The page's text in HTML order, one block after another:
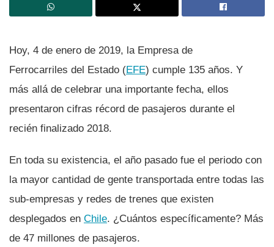
Hoy, 4 de enero de 2019, la Empresa de
Ferrocarriles del Estado (EFE) cumple 135 años. Y
más allá de celebrar una importante fecha, ellos
presentaron cifras récord de pasajeros durante el
recién finalizado 2018.
En toda su existencia, el año pasado fue el periodo con
la mayor cantidad de gente transportada entre todas las
sub-empresas y redes de trenes que existen
desplegados en Chile. ¿Cuántos especí­ficamente? Más
de 47 millones de pasajeros.